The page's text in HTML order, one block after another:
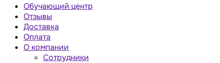
Обучающий центр
Отзывы
Доставка
Оплата
О компании
Сотрудники